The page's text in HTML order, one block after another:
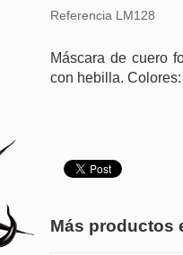
Referencia LM128
Máscara de cuero
con hebilla.
Más productos